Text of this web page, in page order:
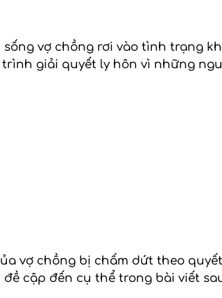
vợ chồng rơi vào tình trạng
giải quyết ly hôn vì những
vợ chồng bị chấm dứt theo
cập đến cụ thể trong bài viết